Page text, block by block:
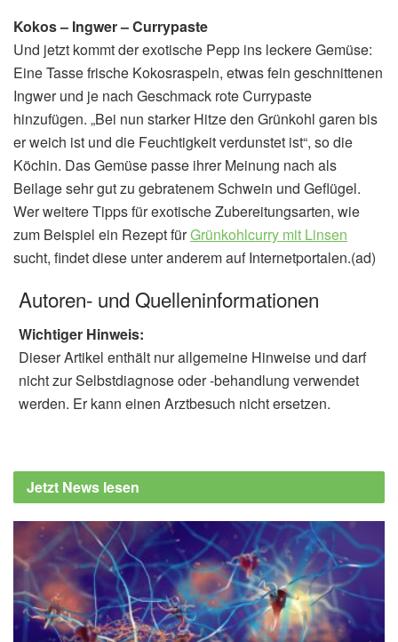
Kokos – Ingwer – Currypaste
Und jetzt kommt der exotische Pepp ins leckere Gemüse:
Eine Tasse frische Kokosraspeln, etwas fein geschnittenen
Ingwer und je nach Geschmack rote Currypaste
hinzufügen. „Bei nun starker Hitze den Grünkohl garen bis
er weich ist und die Feuchtigkeit verdunstet ist“, so die
Köchin. Das Gemüse passe ihrer Meinung nach als
Beilage sehr gut zu gebratenem Schwein und Geflügel.
Wer weitere Tipps für exotische Zubereitungsarten, wie
zum Beispiel ein Rezept fürGrünkohlcurry mit Linsen
sucht, findet diese unter anderem auf Internetportalen.(ad)
Autoren- und Quelleninformationen
Wichtiger Hinweis:
Dieser Artikel enthält nur allgemeine Hinweise und darf
nicht zur Selbstdiagnose oder -behandlung verwendet
werden. Er kann einen Arztbesuch nicht ersetzen.
Jetzt News lesen